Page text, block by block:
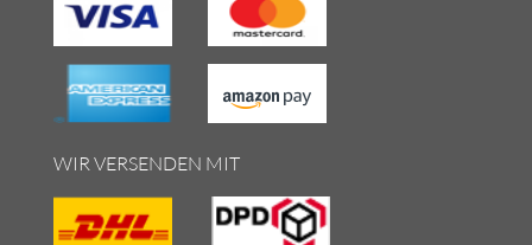
WIR VERSENDEN MIT